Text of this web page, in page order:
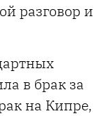
разговор и
в брак за
на Кипре,